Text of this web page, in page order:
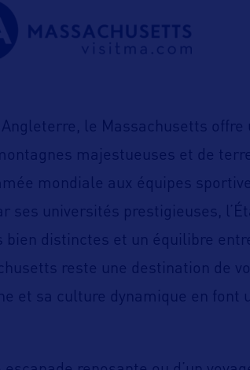
le Massachusetts offre
majestueuses et de
mondiale aux équipes
ses universités prestigieuses,
bien distinctes et un équilibre
reste une destination de
et sa culture dynamique en font